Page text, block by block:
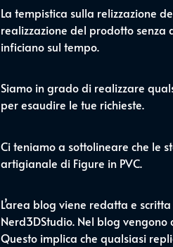
La tempistica sulla relizzazione
realizzazione del prodotto
inficiano sul tempo.
Siamo in grado di realizzare
per esaudire le tue richieste.
Ci teniamo a sottolineare che le
artigianale di Figure in PVC.
L’area blog viene redatta e
Nerd3DStudio. Nel blog
Questo implica che qualsiasi